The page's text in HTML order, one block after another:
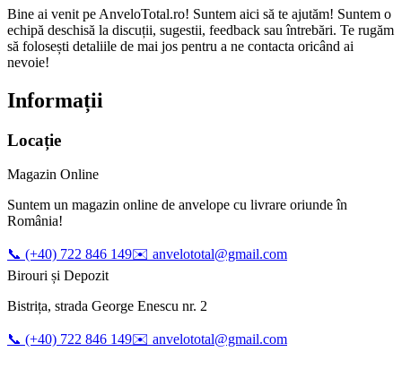
Bine ai venit pe AnveloTotal.ro! Suntem aici să te ajutăm! Suntem o
echipă deschisă la discuții, sugestii, feedback sau întrebări. Te rugăm
să folosești detaliile de mai jos pentru a ne contacta oricând ai
nevoie!
Informații
Locație
Magazin Online
Suntem un magazin online de anvelope cu livrare oriunde în
România!
📞 (+40) 722 846 149✉️ anvelototal@gmail.com
Birouri și Depozit
Bistrița, strada George Enescu nr. 2
📞 (+40) 722 846 149✉️ anvelototal@gmail.com